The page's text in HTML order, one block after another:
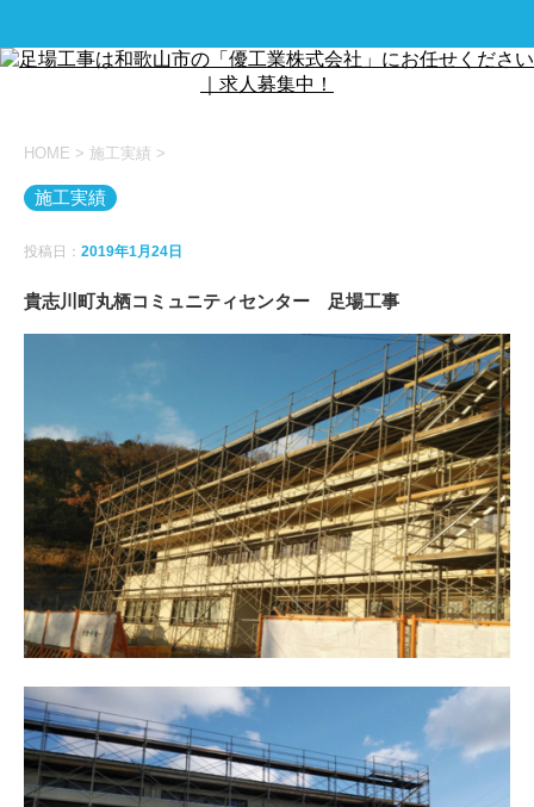
HOME > 施工実績 >
施工実績
投稿日： 2019年1月24日
貴志川町丸栖コミュニティセンター 足場工事